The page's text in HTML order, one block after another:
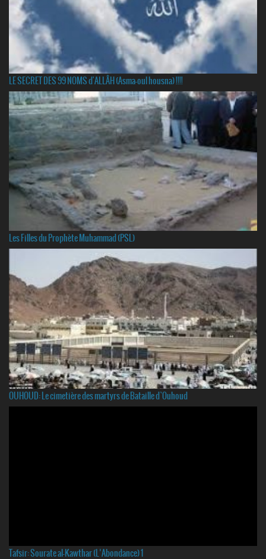
LE SECRET DES 99 NOMS d'ALLÂH (Asma-oul housna) !!!!
Les Filles du Prophète Muhammad (PSL)
OUHOUD: Le cimetière des martyrs de Bataille d`Ouhoud
Tafsir: Sourate al-Kawthar (L’Abondance) 1